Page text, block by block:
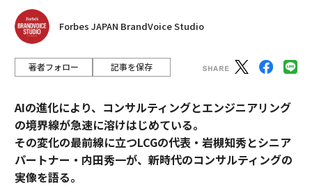
Forbes JAPAN BrandVoice Studio
著者フォロー 記事を保存
AIの進化により、コンサルティングとエンジニアリング
の境界線が急速に溶けはじめている。
その変化の最前線に立つLCGの代表・岩槻知秀とシニア
パートナー・内田秀一が、新時代のコンサルティングの
実像を語る。